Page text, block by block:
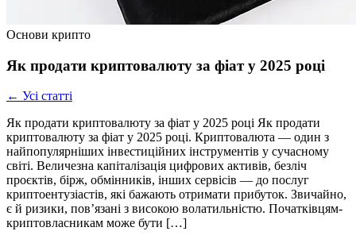
Основи крипто
Як продати криптовалюту за фіат у 2025 році
← Усі статті
Як продати криптовалюту за фіат у 2025 році Як продати
криптовалюту за фіат у 2025 році. Криптовалюта — один з
найпопулярніших інвестиційних інструментів у сучасному
світі. Величезна капіталізація цифрових активів, безліч
проєктів, бірж, обмінників, інших сервісів — до послуг
криптоентузіастів, які бажають отримати прибуток. Звичайно,
є й ризики, пов’язані з високою волатильністю. Початківцям-
криптовласникам може бути […]